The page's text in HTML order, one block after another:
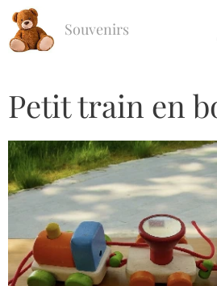
Souvenirs
Petit train en